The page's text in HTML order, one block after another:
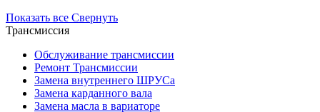
Показать все Свернуть
Трансмиссия
Обслуживание трансмиссии
Ремонт Трансмиссии
Замена внутреннего ШРУСа
Замена карданного вала
Замена масла в вариаторе